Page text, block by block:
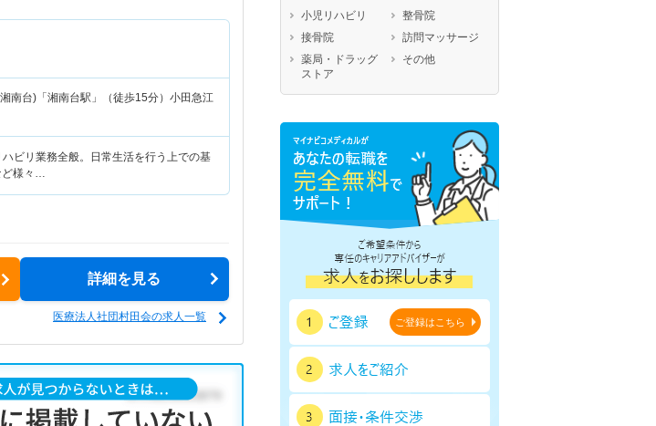
南台)「湘南台駅」（徒歩15分）小田急江
ビリ業務全般。日常生活を行う上での基
ど様々…
詳細を見る
医療法人社団村田会の求人一覧
鹿児島県
沖縄県
小児リハビリ
整骨院
接骨院
訪問マッサージ
薬局・ドラッグ
ストア
その他
ご登録はこちら